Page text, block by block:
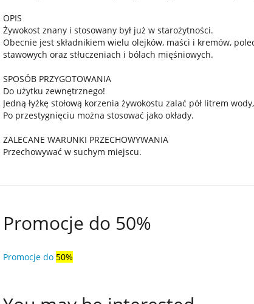
OPIS
Żywokost znany i stosowany był już w starożytności.
Obecnie jest składnikiem wielu olejków, maści i kremów,
stawowych oraz stłuczeniach i bólach mięśniowych.
SPOSÓB PRZYGOTOWANIA
Do użytku zewnętrznego!
Jedną łyżkę stołową korzenia żywokostu zalać pół litrem
Po przestygnięciu można stosować jako okłady.
ZALECANE WARUNKI PRZECHOWYWANIA
Przechowywać w suchym miejscu.
Promocje do 50%
Promocje do 50%